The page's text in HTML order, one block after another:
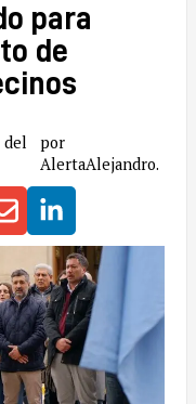
para
de
del
por
AlertaAlejandro.